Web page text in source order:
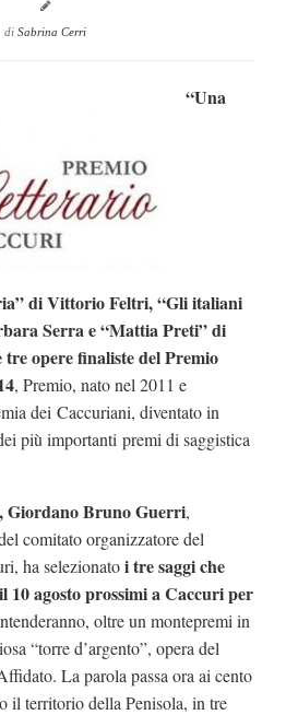
di Sabrina Cerri
“Una
di Vittorio Feltri, “Gli italiani
Serra e “Mattia Preti” di
opere finaliste del Premio
, Premio, nato nel 2011 e
dei Caccuriani, diventato in
più importanti premi di saggistica
Giordano Bruno Guerri,
comitato organizzatore del
ha selezionatoi tre saggi che
10 agosto prossimi a Caccuri per
oltre un montepremi in
“torre d’argento”, opera del
La parola passa ora ai cento
il territorio della Penisola, in tre